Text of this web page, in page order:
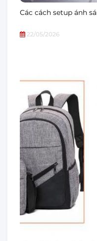
Các cách setup ánh
22/05/2026